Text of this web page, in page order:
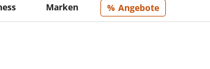
Marken Angebote